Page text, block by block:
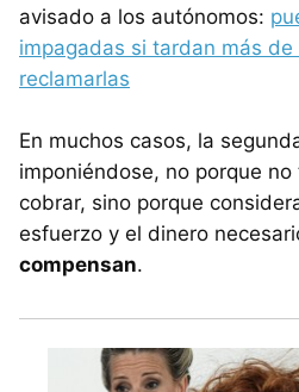
avisado a los autónomos:
impagadas si tardan más de
reclamarlas
En muchos casos, la
imponiéndose, no porque
cobrar, sino porque
esfuerzo y el dinero
compensan.